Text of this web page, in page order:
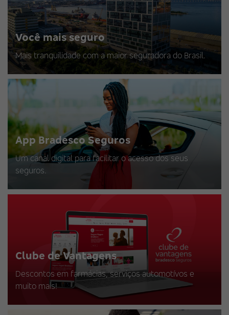
Você mais seguro
Mais tranquilidade com a maior seguradora do Brasil.
App Bradesco Seguros
Um canal digital para facilitar o acesso dos seus
seguros.
Clube de Vantagens
Descontos em farmácias, serviços automotívos e
muito mais!